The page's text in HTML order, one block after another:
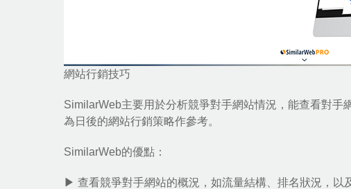
網站行銷技巧
SimilarWeb主要用於分析競爭對手網站情況，能查看對手
為日後的網站行銷策略作參考。
SimilarWeb的優點：
▶ 查看競爭對手網站的概況，如流量結構、排名狀況，以